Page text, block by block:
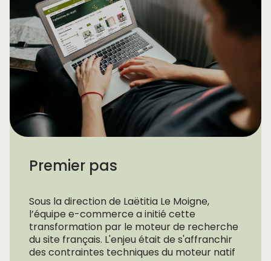
Premier pas
Sous la direction de Laëtitia Le Moigne,
l’équipe e-commerce a initié cette
transformation par le moteur de recherche
du site français. L'enjeu était de s'affranchir
des contraintes techniques du moteur natif